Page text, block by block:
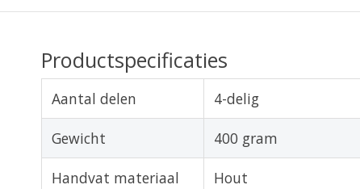
Productspecificaties
Aantal delen 4-delig
Gewicht 400 gram
Handvat materiaal Hout